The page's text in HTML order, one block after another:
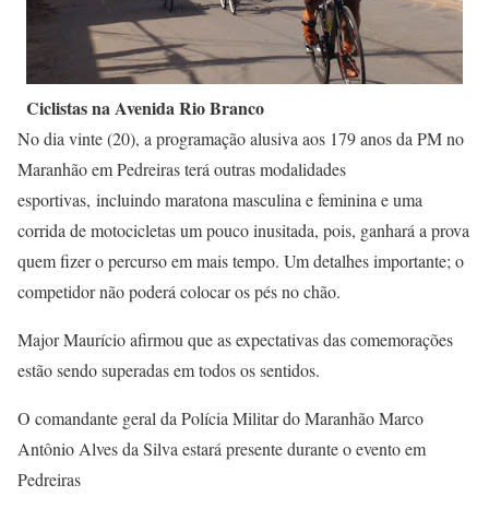
Ciclistas na Avenida Rio Branco
No dia vinte (20), a programação alusiva aos 179 anos da PM no
Maranhão em Pedreiras terá outras modalidades
esportivas, incluindo maratona masculina e feminina e uma
corrida de motocicletas um pouco inusitada, pois, ganhará a prova
quem fizer o percurso em mais tempo. Um detalhes importante; o
competidor não poderá colocar os pés no chão.
Major Maurício afirmou que as expectativas das comemorações
estão sendo superadas em todos os sentidos.
O comandante geral da Polícia Militar do Maranhão Marco
Antônio Alves da Silva estará presente durante o evento em
Pedreiras